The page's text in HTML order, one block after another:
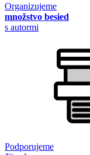
Organizujeme
množstvo besied
s autormi
Podporujeme